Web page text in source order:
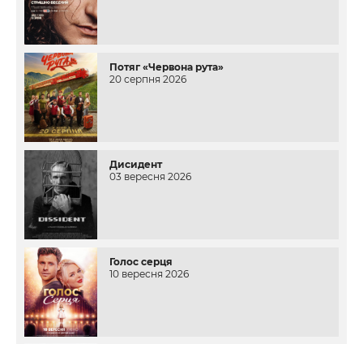
Потяг «Червона рута»
20 серпня 2026
Дисидент
03 вересня 2026
Голос серця
10 вересня 2026